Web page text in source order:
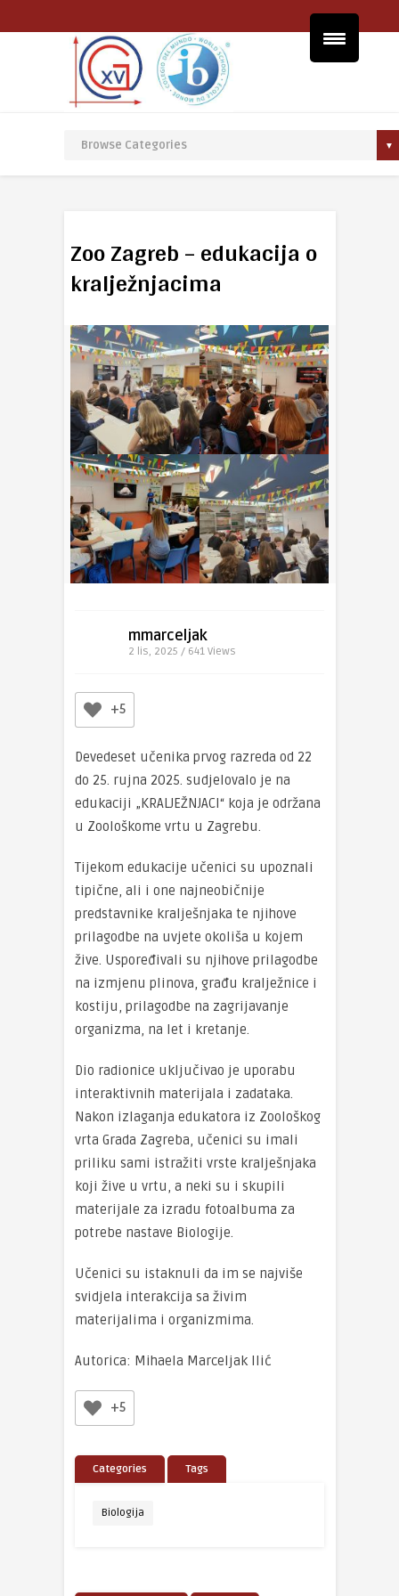
Zoo Zagreb – edukacija o
kralježnjacima
mmarceljak
2 lis, 2025 / 641 Views
+5
Devedeset učenika prvog razreda od 22
do 25. rujna 2025. sudjelovalo je na
edukaciji „KRALJEŽNJACI“ koja je održana
u Zoološkome vrtu u Zagrebu.
Tijekom edukacije učenici su upoznali
tipične, ali i one najneobičnije
predstavnike kralješnjaka te njihove
prilagodbe na uvjete okoliša u kojem
žive. Uspoređivali su njihove prilagodbe
na izmjenu plinova, građu kralježnice i
kostiju, prilagodbe na zagrijavanje
organizma, na let i kretanje.
Dio radionice uključivao je uporabu
interaktivnih materijala i zadataka.
Nakon izlaganja edukatora iz Zoološkog
vrta Grada Zagreba, učenici su imali
priliku sami istražiti vrste kralješnjaka
koji žive u vrtu, a neki su i skupili
materijale za izradu fotoalbuma za
potrebe nastave Biologije.
Učenici su istaknuli da im se najviše
svidjela interakcija sa živim
materijalima i organizmima.
Autorica: Mihaela Marceljak Ilić
+5
Categories Tags
Biologija